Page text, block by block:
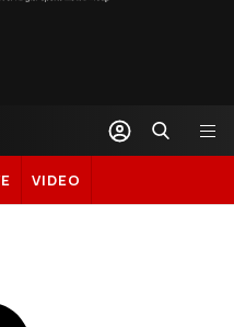
VIDEO